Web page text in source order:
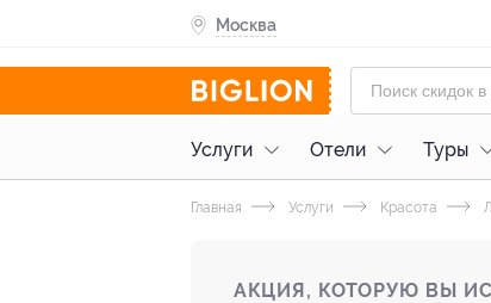
Москва
Услуги Отели Туры
Главная Услуги Красота
АКЦИЯ, КОТОРУЮ ВЫ